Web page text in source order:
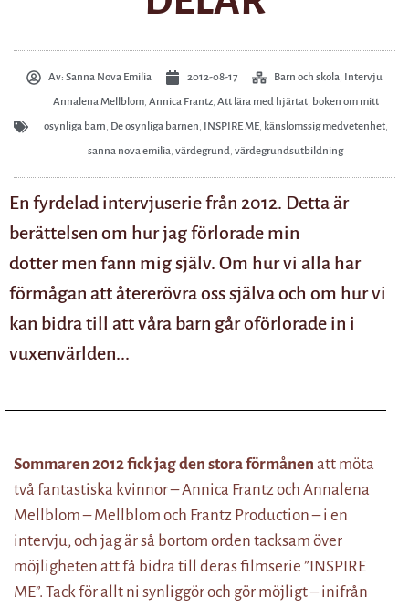
Av: Sanna Nova Emilia 2012-08-17 Barn och skola, Intervju
Annalena Mellblom, Annica Frantz, Att lära med hjärtat, boken om mitt
osynliga barn, De osynliga barnen, INSPIRE ME, känslomssig medvetenhet,
sanna nova emilia, värdegrund, värdegrundsutbildning
En fyrdelad intervjuserie från 2012. Detta är
berättelsen om hur jag förlorade min
dotter men fann mig själv. Om hur vi alla har
förmågan att återerövra oss själva och om hur vi
kan bidra till att våra barn går oförlorade in i
vuxenvärlden...
Sommaren 2012 fick jag den stora förmånen att möta
två fantastiska kvinnor – Annica Frantz och Annalena
Mellblom – Mellblom och Frantz Production – i en
intervju, och jag är så bortom orden tacksam över
möjligheten att få bidra till deras filmserie ”INSPIRE
ME”. Tack för allt ni synliggör och gör möjligt – inifrån